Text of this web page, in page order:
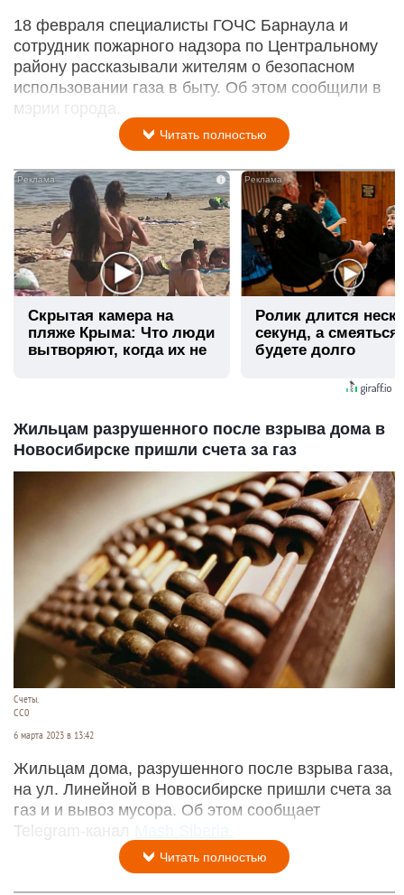
18 февраля специалисты ГОЧС Барнаула и
сотрудник пожарного надзора по Центральному
району рассказывали жителям о безопасном
использовании газа в быту. Об этом сообщили в
мэрии города.
Читать полностью
i
Скрытая камера на
пляже Крыма: Что люди
вытворяют, когда их не
Ролик длится
секунд, а
будете долго
Жильцам разрушенного после взрыва дома в
Новосибирске пришли счета за газ
Счеты.
СС0
6 марта 2023 в 13:42
Жильцам дома, разрушенного после взрыва газа,
на ул. Линейной в Новосибирске пришли счета за
газ и и вывоз мусора. Об этом сообщает
Telegram-канал Mash Siberia.
Читать полностью